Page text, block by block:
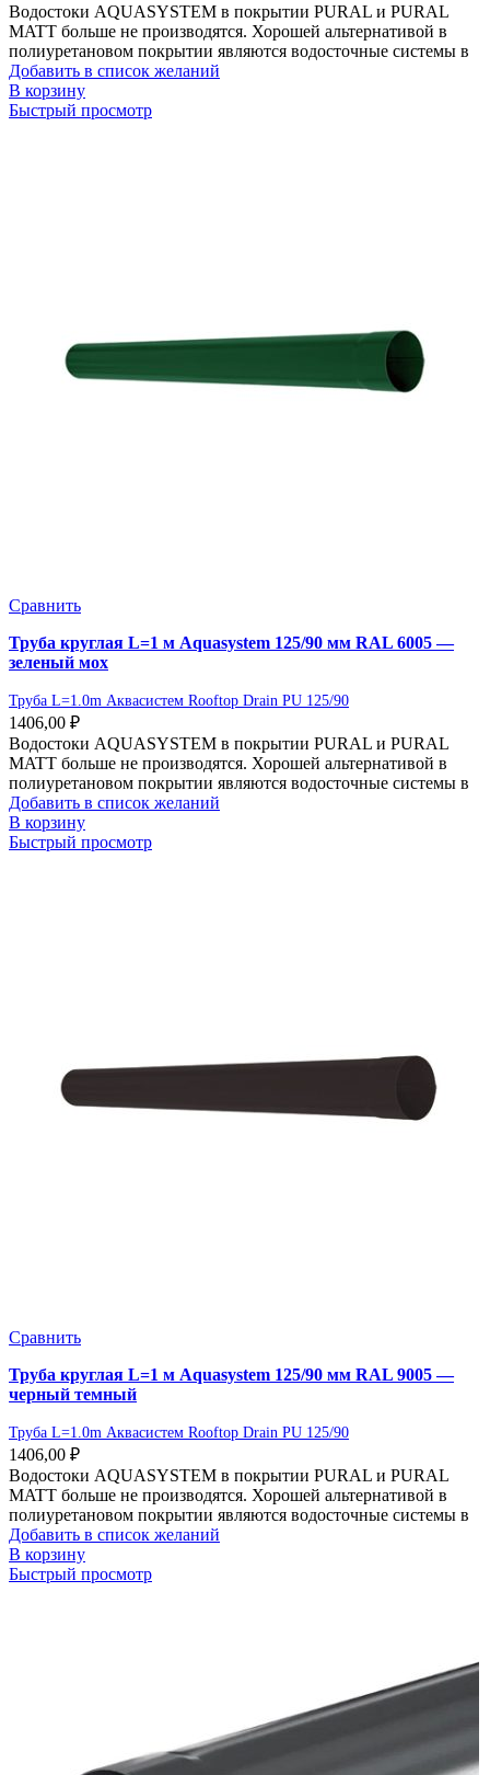
Водостоки AQUASYSTEM в покрытии PURAL и PURAL
MATT больше не производятся. Хорошей альтернативой в
полиуретановом покрытии являются водосточные системы в
Добавить в список желаний
В корзину
Быстрый просмотр
Сравнить
Труба круглая L=1 м Aquasystem 125/90 мм RAL 6005 —
зеленый мох
Труба L=1.0m Аквасистем Rooftop Drain PU 125/90
1406,00 ₽
Водостоки AQUASYSTEM в покрытии PURAL и PURAL
MATT больше не производятся. Хорошей альтернативой в
полиуретановом покрытии являются водосточные системы в
Добавить в список желаний
В корзину
Быстрый просмотр
Сравнить
Труба круглая L=1 м Aquasystem 125/90 мм RAL 9005 —
черный темный
Труба L=1.0m Аквасистем Rooftop Drain PU 125/90
1406,00 ₽
Водостоки AQUASYSTEM в покрытии PURAL и PURAL
MATT больше не производятся. Хорошей альтернативой в
полиуретановом покрытии являются водосточные системы в
Добавить в список желаний
В корзину
Быстрый просмотр